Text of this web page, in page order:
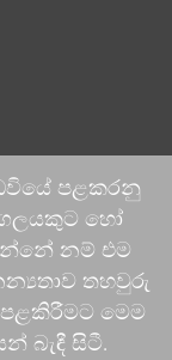
පළකරනු
හෝ
නම් එම
තහවුරු
මෙම
බැඳී සිටී.